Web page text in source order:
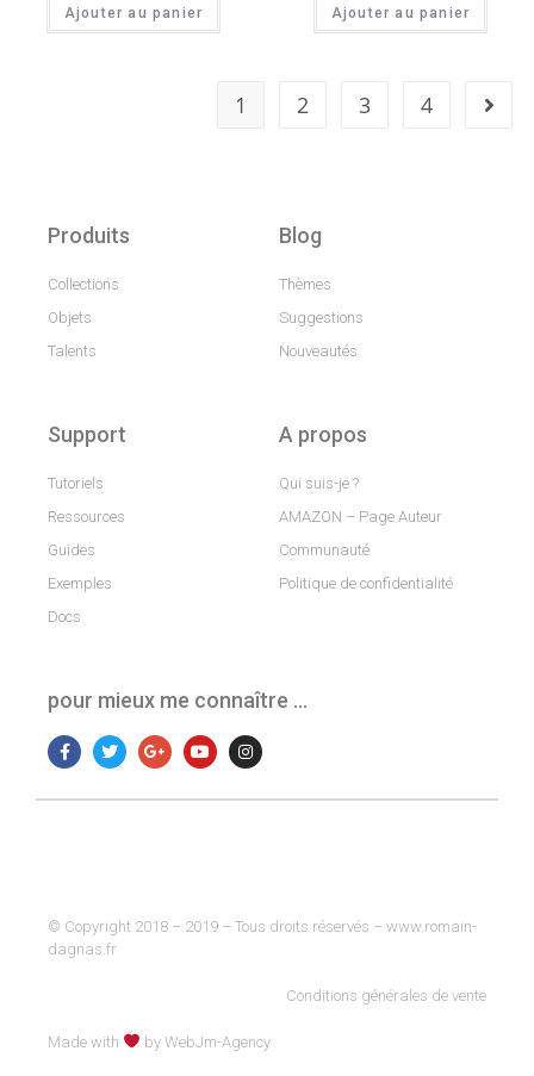
Ajouter au panier Ajouter au panier
1 2 3 4
Produits
Collections
Objets
Talents
Blog
Thèmes
Suggestions
Nouveautés
Support
Tutoriels
Ressources
Guides
Exemples
Docs
A propos
Qui suis-je ?
AMAZON – Page Auteur
Communauté
Politique de confidentialité
pour mieux me connaître …
© Copyright 2018 – 2019 – Tous droits réservés – www.romain-
dagnas.fr
Conditions générales de vente
Made with by WebJm-Agency